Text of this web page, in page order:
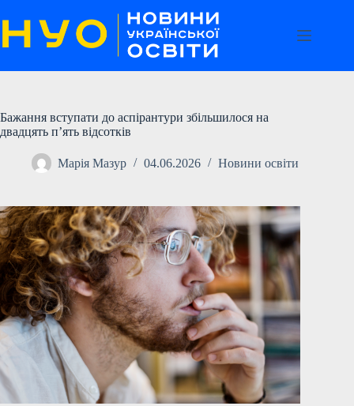
до
вмісту
Бажання вступати до аспірантури збільшилося на
двадцять п’ять відсотків
Марія Мазур 04.06.2026 Новини освіти